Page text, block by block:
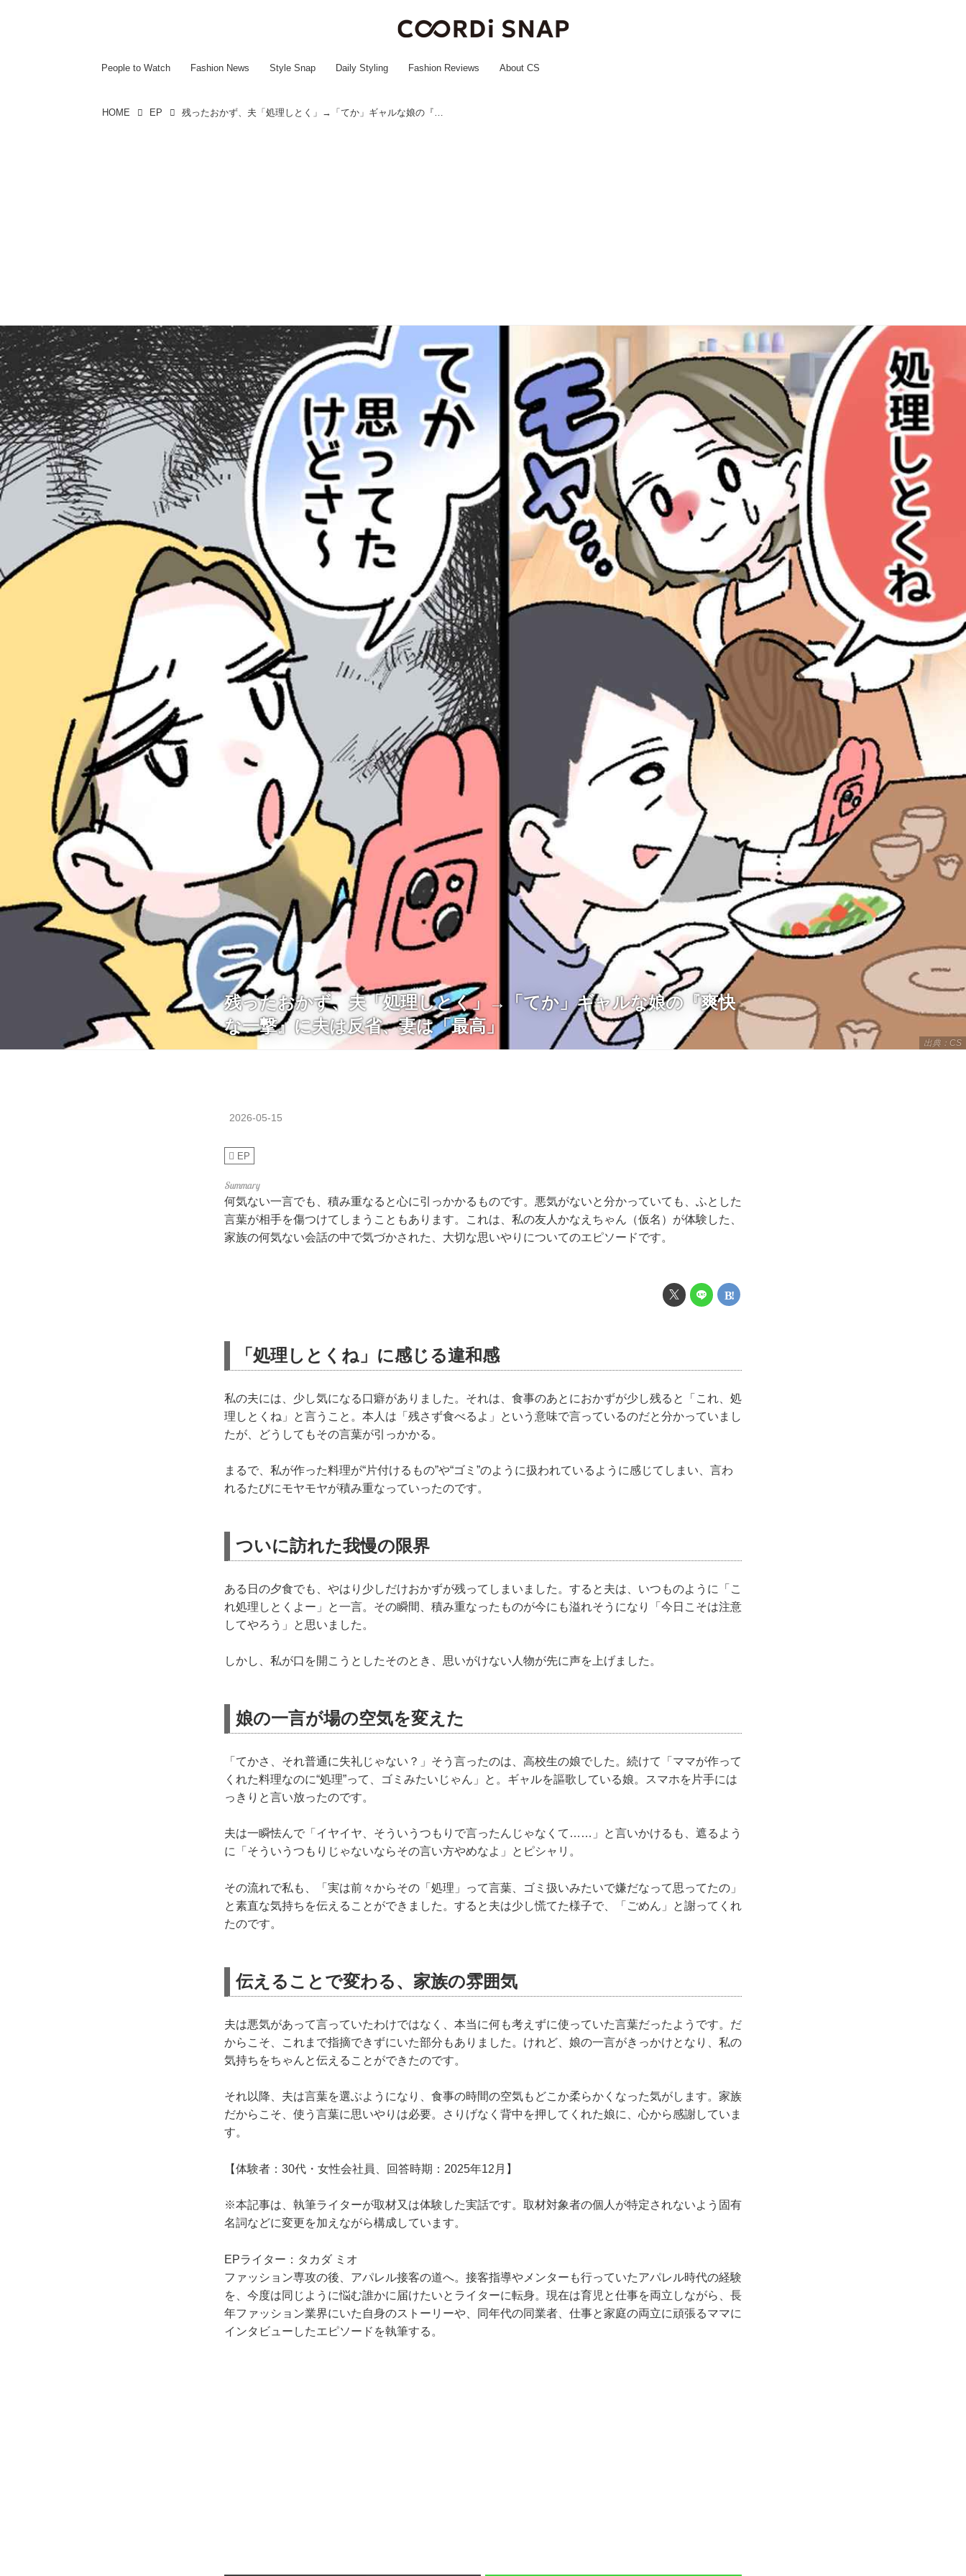
People to Watch Fashion News Style Snap Daily Styling Fashion Reviews About CS
HOME EP 残ったおかず、夫「処理しとく」→「てか」ギャルな娘の『爽快な一撃』に夫は反省、妻は「最高」
出典：CS
残ったおかず、夫「処理しとく」→「てか」ギャルな娘の『爽快
な一撃』に夫は反省、妻は「最高」
2026-05-15
EP
何気ない一言でも、積み重なると心に引っかかるものです。悪気がないと分かっていても、ふとした
言葉が相手を傷つけてしまうこともあります。これは、私の友人かなえちゃん（仮名）が体験した、
家族の何気ない会話の中で気づかされた、大切な思いやりについてのエピソードです。
「処理しとくね」に感じる違和感
私の夫には、少し気になる口癖がありました。それは、食事のあとにおかずが少し残ると「これ、処
理しとくね」と言うこと。本人は「残さず食べるよ」という意味で言っているのだと分かっていまし
たが、どうしてもその言葉が引っかかる。
まるで、私が作った料理が“片付けるもの”や“ゴミ”のように扱われているように感じてしまい、言わ
れるたびにモヤモヤが積み重なっていったのです。
ついに訪れた我慢の限界
ある日の夕食でも、やはり少しだけおかずが残ってしまいました。すると夫は、いつものように「こ
れ処理しとくよー」と一言。その瞬間、積み重なったものが今にも溢れそうになり「今日こそは注意
してやろう」と思いました。
しかし、私が口を開こうとしたそのとき、思いがけない人物が先に声を上げました。
娘の一言が場の空気を変えた
「てかさ、それ普通に失礼じゃない？」そう言ったのは、高校生の娘でした。続けて「ママが作って
くれた料理なのに“処理”って、ゴミみたいじゃん」と。ギャルを謳歌している娘。スマホを片手には
っきりと言い放ったのです。
夫は一瞬怯んで「イヤイヤ、そういうつもりで言ったんじゃなくて……」と言いかけるも、遮るよう
に「そういうつもりじゃないならその言い方やめなよ」とピシャリ。
その流れで私も、「実は前々からその「処理」って言葉、ゴミ扱いみたいで嫌だなって思ってたの」
と素直な気持ちを伝えることができました。すると夫は少し慌てた様子で、「ごめん」と謝ってくれ
たのです。
伝えることで変わる、家族の雰囲気
夫は悪気があって言っていたわけではなく、本当に何も考えずに使っていた言葉だったようです。だ
からこそ、これまで指摘できずにいた部分もありました。けれど、娘の一言がきっかけとなり、私の
気持ちをちゃんと伝えることができたのです。
それ以降、夫は言葉を選ぶようになり、食事の時間の空気もどこか柔らかくなった気がします。家族
だからこそ、使う言葉に思いやりは必要。さりげなく背中を押してくれた娘に、心から感謝していま
す。
【体験者：30代・女性会社員、回答時期：2025年12月】
※本記事は、執筆ライターが取材又は体験した実話です。取材対象者の個人が特定されないよう固有
名詞などに変更を加えながら構成しています。
EPライター：タカダ ミオ
ファッション専攻の後、アパレル接客の道へ。接客指導やメンターも行っていたアパレル時代の経験
を、今度は同じように悩む誰かに届けたいとライターに転身。現在は育児と仕事を両立しながら、長
年ファッション業界にいた自身のストーリーや、同年代の同業者、仕事と家庭の両立に頑張るママに
インタビューしたエピソードを執筆する。